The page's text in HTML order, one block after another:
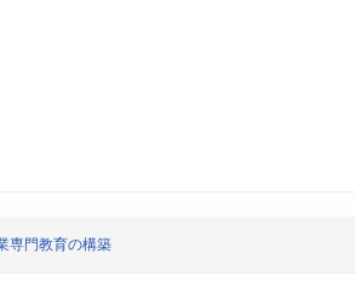
専門教育の構築